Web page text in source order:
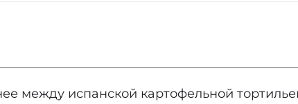
между испанской картофельной